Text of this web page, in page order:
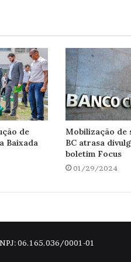
de
Baixada
Mobilização de
BC atrasa
boletim Focus
01/29/2024
06.165.036/0001-01